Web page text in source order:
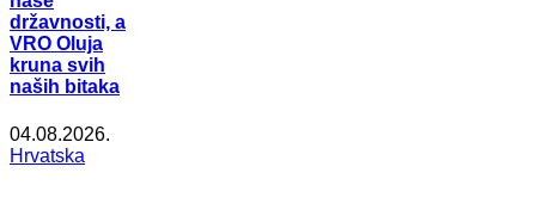
državnosti, a
VRO Oluja
kruna svih
naših bitaka
04.08.2026.
Hrvatska